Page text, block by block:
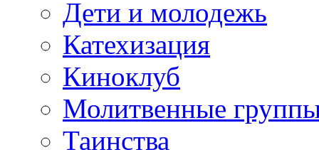
Дети и молодежь
Катехизация
Киноклуб
Молитвенные
Таинства